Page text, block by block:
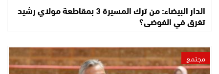
الدار البيضاء: من ترك المسيرة 3 بمقاطعة مولاي رشيد
تغرق في الفوضى؟
مجتمع